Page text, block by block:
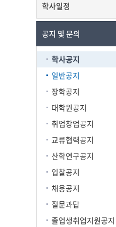
학사일정
공지 및 문의
학사공지
일반공지
장학공지
대학원공지
취업창업공지
교류협력공지
산학연구공지
입찰공지
채용공지
질문과답
졸업생취업지원공지